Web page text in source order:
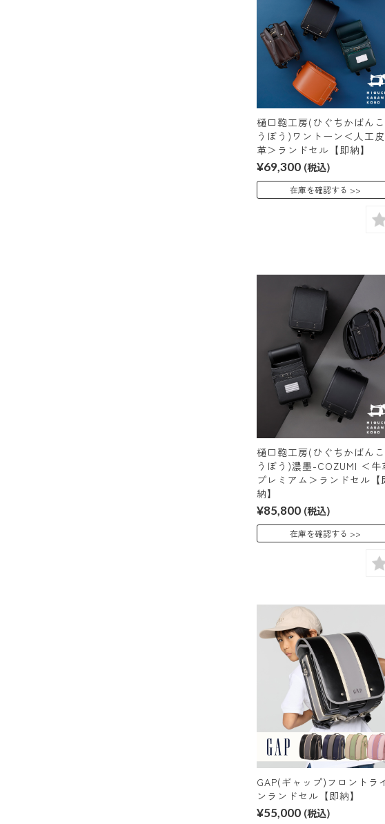
樋口鞄工房(ひぐちかばんこ
うぼう)ワントーン＜人工皮
革＞ランドセル【即納】
¥69,300 (税込)
在庫を確認する
樋口鞄工房(ひぐちかばんこ
うぼう)濃墨-COZUMI ＜牛
プレミアム＞ランドセル【
納】
¥85,800 (税込)
在庫を確認する
GAP(ギャップ)フロントラ
ンランドセル【即納】
¥55,000 (税込)